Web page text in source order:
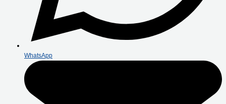
WhatsApp